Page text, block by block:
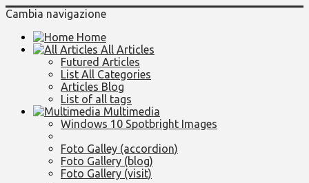
Cambia navigazione
Home
All Articles
Futured Articles
List All Categories
Articles Blog
List of all tags
Multimedia
Windows 10 Spotbright Images
Foto Galley (accordion)
Foto Gallery (blog)
Foto Gallery (visit)